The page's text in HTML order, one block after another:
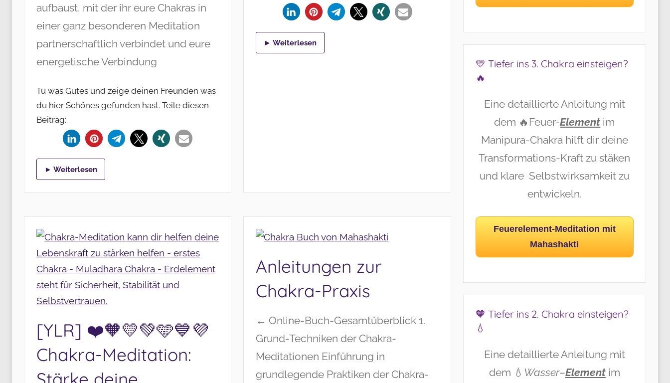
aufbaust, mit der ihr eure Chakras in
einer ganz besonderen Meditation
partnerschaftlich verbindet und eure
energetische Verbindung
Tu was Gutes und zeige deinen Freunden was
du hier Schönes gefunden hast. Teile diesen
Beitrag:
► Weiterlesen
► Weiterlesen
[YLR] ❤️🧡💛💚🩵💙💜
Chakra-Meditation:
Anleitungen zur
Chakra-Praxis
← Online-Buch-Gesamtüberblick 1.
Grund-Techniken der Chakra-
Meditationen Einführung in
grundlegende Praktiken der Chakra-
💛 Tiefer ins 3. Chakra einsteigen?
🔥
Eine detaillierte Anleitung mit
dem 🔥Feuer-Element im
Manipura-Chakra hilft dir deine
Transformations-Kraft zu stäken
und klare Selbstwirksamkeit zu
entwickeln.
Feuerelement-Meditation mit
Mahashakti
🧡 Tiefer ins 2. Chakra einsteigen?
💧
Eine detaillierte Anleitung mit
dem 💧 Wasser–Elementim